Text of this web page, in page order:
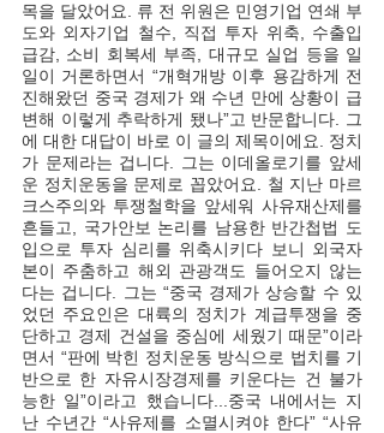
목을 달았어요. 류 전 위원은 민영기업 연쇄 부
도와 외자기업 철수, 직접 투자 위축, 수출입
급감, 소비 회복세 부족, 대규모 실업 등을 일
일이 거론하면서 “개혁개방 이후 용감하게 전
진해왔던 중국 경제가 왜 수년 만에 상황이 급
변해 이렇게 추락하게 됐나”고 반문합니다. 그
에 대한 대답이 바로 이 글의 제목이에요. 정치
가 문제라는 겁니다. 그는 이데올로기를 앞세
운 정치운동을 문제로 꼽았어요. 철 지난 마르
크스주의와 투쟁철학을 앞세워 사유재산제를
흔들고, 국가안보 논리를 남용한 반간첩법 도
입으로 투자 심리를 위축시키다 보니 외국자
본이 주춤하고 해외 관광객도 들어오지 않는
다는 겁니다. 그는 “중국 경제가 상승할 수 있
었던 주요인은 대륙의 정치가 계급투쟁을 중
단하고 경제 건설을 중심에 세웠기 때문”이라
면서 “판에 박힌 정치운동 방식으로 법치를 기
반으로 한 자유시장경제를 키운다는 건 불가
능한 일”이라고 했습니다...중국 내에서는 지
난 수년간 “사유제를 소멸시켜야 한다” “사유